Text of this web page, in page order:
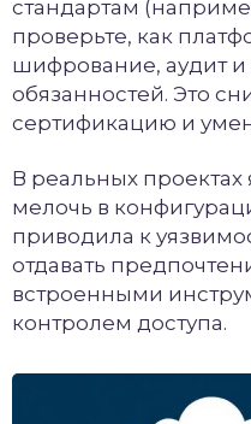
стандартам
проверьте, как
шифрование, аудит
обязанностей. Это
сертификацию и
В реальных
мелочь в
приводила к
отдавать
встроенными
контролем доступа.